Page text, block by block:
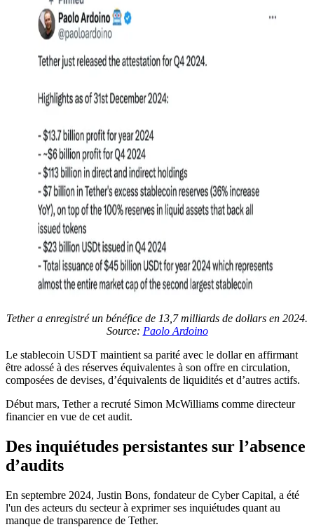
Tether a enregistré un bénéfice de 13,7 milliards de dollars en 2024.
Source: Paolo Ardoino
Le stablecoin USDT maintient sa parité avec le dollar en affirmant
être adossé à des réserves équivalentes à son offre en circulation,
composées de devises, d’équivalents de liquidités et d’autres actifs.
Début mars, Tether a recruté Simon McWilliams comme directeur
financier en vue de cet audit.
Des inquiétudes persistantes sur l’absence
d’audits
En septembre 2024, Justin Bons, fondateur de Cyber Capital, a été
l'un des acteurs du secteur à exprimer ses inquiétudes quant au
manque de transparence de Tether.